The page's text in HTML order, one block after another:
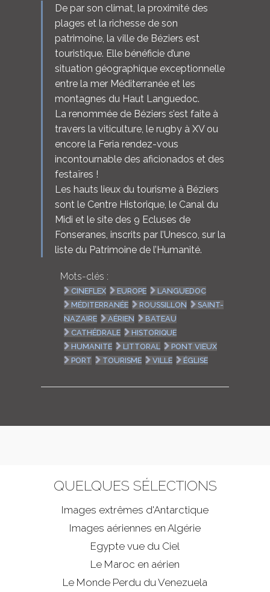
De par son climat, la proximité des
plages et la richesse de son
patrimoine, la ville de Béziers est
touristique. Elle bénéficie d’une
situation géographique exceptionnelle
entre la mer Méditerranée et les
montagnes du Haut Languedoc.
La renommée de Béziers s’est faite à
travers la viticulture, le rugby à XV ou
encore la Feria rendez-vous
incontournable des aficionados et des
festaïres !
Les hauts lieux du tourisme à Béziers
sont le Centre Historique, le Canal du
Midi et le site des 9 Ecluses de
Fonseranes, inscrits par l’Unesco, sur la
liste du Patrimoine de l’Humanité.
Mots-clés :
CINEFLEX EUROPE
LANGUEDOC
MÉDITERRANÉE
ROUSSILLON
SAINT-
NAZAIRE
AÉRIEN
BATEAU
CATHÉDRALE
HISTORIQUE
HUMANITE
LITTORAL
PONT VIEUX
PORT
TOURISME VILLE ÉGLISE
QUELQUES SÉLECTIONS
Images extrêmes d'Antarctique
Images aériennes en Algérie
Egypte vue du Ciel
Le Maroc en aérien
Le Monde Perdu du Venezuela